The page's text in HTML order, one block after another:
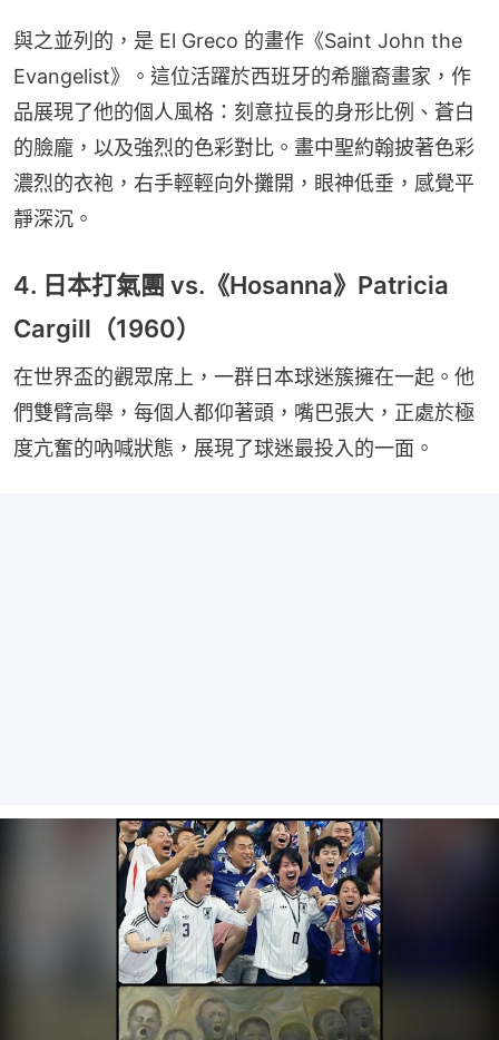
與之並列的，是 El Greco 的畫作《Saint John the
Evangelist》。這位活躍於西班牙的希臘裔畫家，作
品展現了他的個人風格：刻意拉長的身形比例、蒼白
的臉龐，以及強烈的色彩對比。畫中聖約翰披著色彩
濃烈的衣袍，右手輕輕向外攤開，眼神低垂，感覺平
靜深沉。
4. 日本打氣團 vs.《Hosanna》Patricia
Cargill（1960）
在世界盃的觀眾席上，一群日本球迷簇擁在一起。他
們雙臂高舉，每個人都仰著頭，嘴巴張大，正處於極
度亢奮的吶喊狀態，展現了球迷最投入的一面。